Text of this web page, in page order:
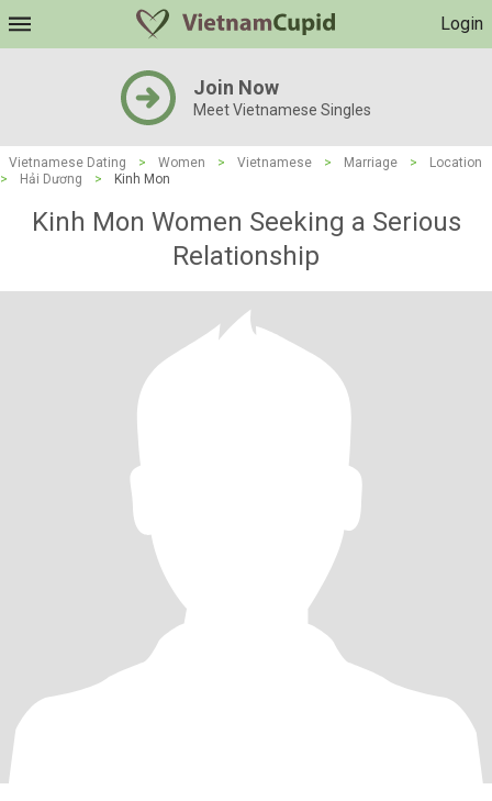
Login
Join Now
Meet Vietnamese Singles
Vietnamese Dating > Women > Vietnamese > Marriage >
Location
>
Hải Dương > Kinh Mon
Kinh Mon Women Seeking a Serious
Relationship